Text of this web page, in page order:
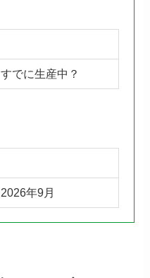
すでに生産中？
2026年9月